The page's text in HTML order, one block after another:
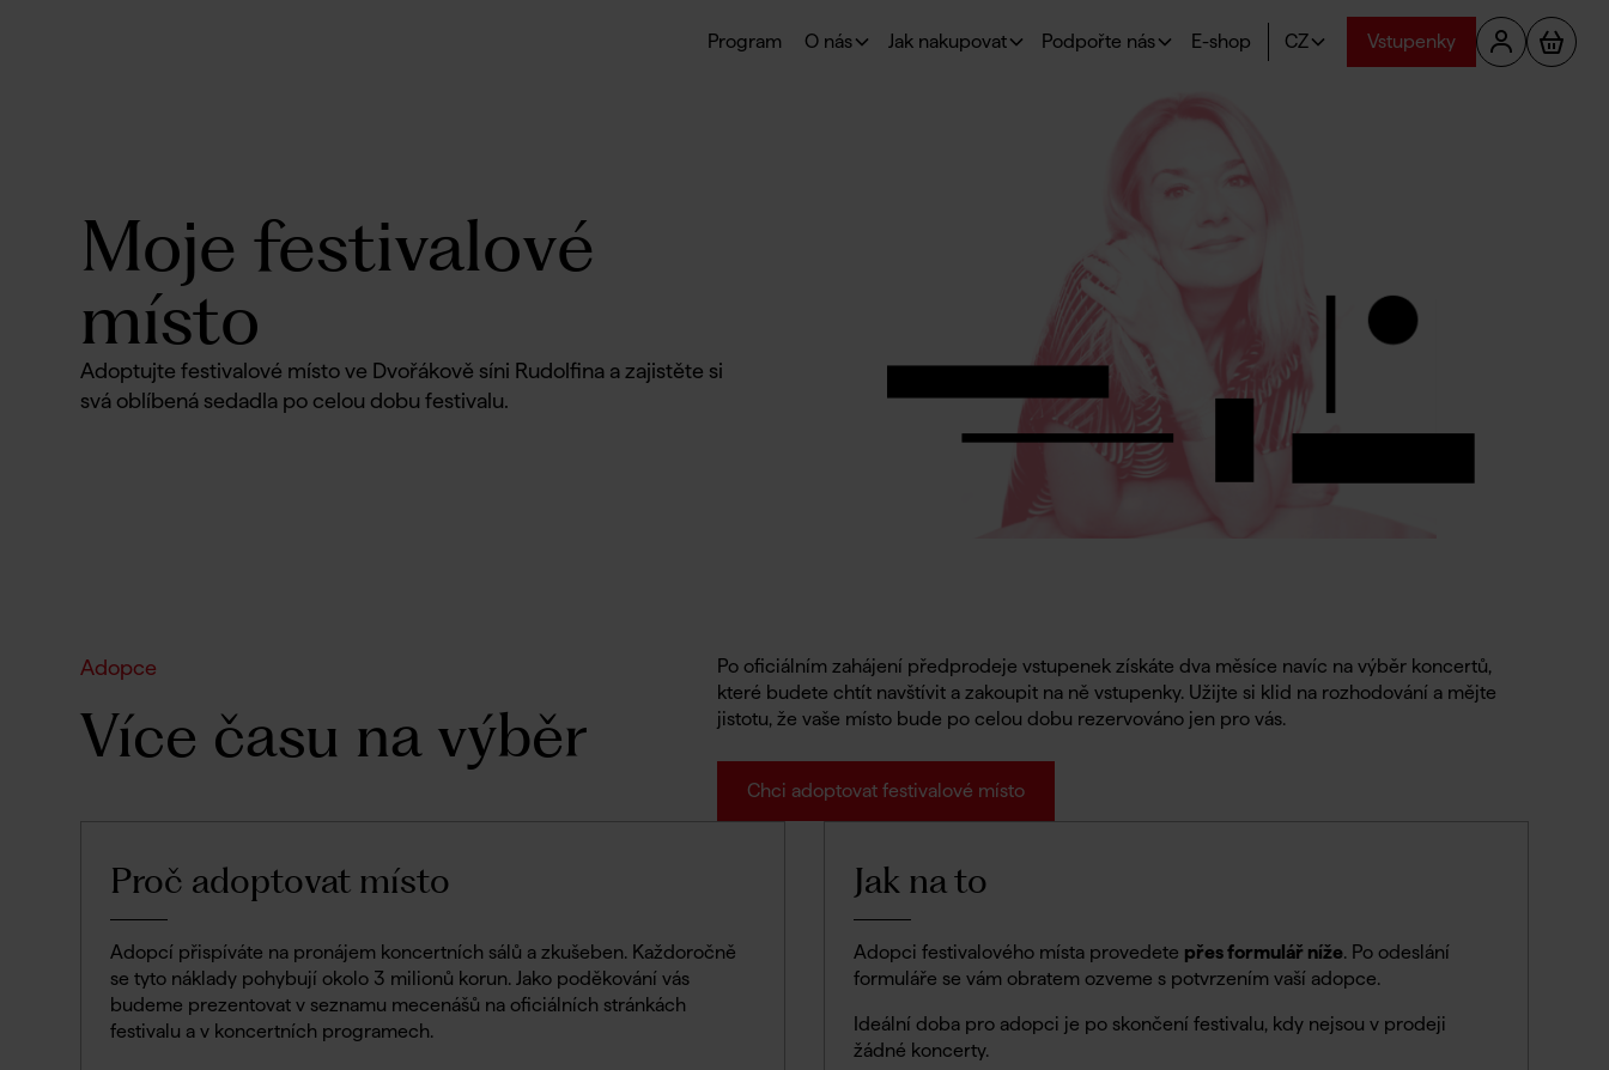
Program O nás Jak nakupovat Podpořte nás E-shop CZ Vstupenky
Moje festivalové
místo
Adoptujte festivalové místo ve Dvořákově síni Rudolfina a zajistěte si
svá oblíbená sedadla po celou dobu festivalu.
Adopce
Více času na výběr
Po oficiálním zahájení předprodeje vstupenek získáte dva měsíce navíc na výběr koncertů,
které budete chtít navštívit a zakoupit na ně vstupenky. Užijte si klid na rozhodování a mějte
jistotu, že vaše místo bude po celou dobu rezervováno jen pro vás.
Chci adoptovat festivalové místo
Proč adoptovat místo
Adopcí přispíváte na pronájem koncertních sálů a zkušeben. Každoročně
se tyto náklady pohybují okolo 3 milionů korun. Jako poděkování vás
budeme prezentovat v seznamu mecenášů na oficiálních stránkách
festivalu a v koncertních programech.
Jak na to
Adopci festivalového místa provedete přes formulář níže. Po odeslání
formuláře se vám obratem ozveme s potvrzením vaší adopce.
Ideální doba pro adopci je po skončení festivalu, kdy nejsou v prodeji
žádné koncerty.